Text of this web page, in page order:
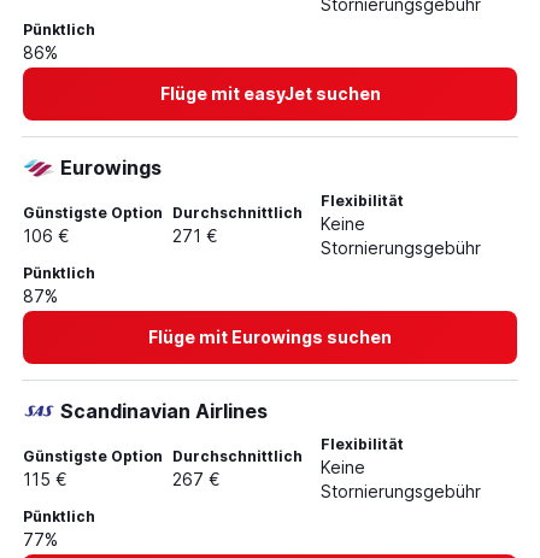
Flüge von Hannover nach Sevilla
Flüge von Karlsruhe nach Sevilla
Flüge von Hannover nach Granada
Flüge von Dortmund nach Málaga
Flüge von Frankfurt Hahn nach Granada
Flüge von Leipzig nach Sevilla
Stornierungsgebühr
Pünktlich
86%
Flüge mit easyJet suchen
Eurowings
Günstigste Option
106 €
Durchschnittlich
271 €
Flexibilität
Keine
Stornierungsgebühr
Pünktlich
87%
Flüge mit Eurowings suchen
Scandinavian Airlines
Günstigste Option
115 €
Durchschnittlich
267 €
Flexibilität
Keine
Stornierungsgebühr
Pünktlich
77%